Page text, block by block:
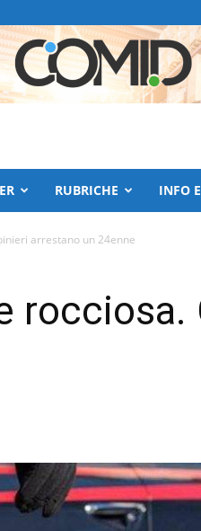
RUBRICHE INFO
arrestano un 24enne